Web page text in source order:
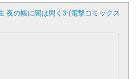
夜の帳に闇は閃く3 (電撃コミックス